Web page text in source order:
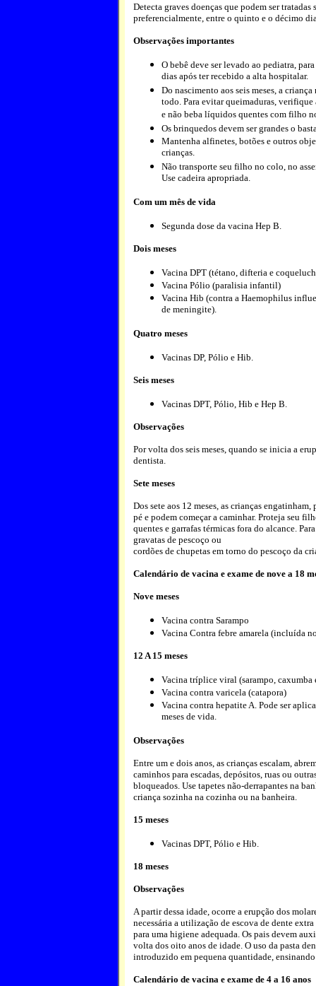
Detecta graves doenças que podem ser
preferencialmente, entre o quinto e o décimo
Observações importantes
O bebê deve ser levado ao pediatra,
dias após ter recebido a alta hospitalar.
Do nascimento aos seis meses, a
todo. Para evitar queimaduras,
e não beba líquidos quentes com filho
Os brinquedos devem ser grandes o
Mantenha alfinetes, botões e outros
crianças.
Não transporte seu filho no colo, no
Use cadeira apropriada.
Com um mês de vida
Segunda dose da vacina Hep B.
Dois meses
Vacina DPT (tétano, difteria e
Vacina Pólio (paralisia infantil)
Vacina Hib (contra a Haemophilus
de meningite).
Quatro meses
Vacinas DP, Pólio e Hib.
Seis meses
Vacinas DPT, Pólio, Hib e Hep B.
Observações
Por volta dos seis meses, quando se inicia a
dentista.
Sete meses
Dos sete aos 12 meses, as crianças
pé e podem começar a caminhar. Proteja seu
quentes e garrafas térmicas fora do alcance.
gravatas de pescoço ou
cordões de chupetas em torno do pescoço da
Calendário de vacina e exame de nove a 18
Nove meses
Vacina contra Sarampo
Vacina Contra febre amarela (incluída
12 A 15 meses
Vacina tríplice viral (sarampo, caxumba
Vacina contra varicela (catapora)
Vacina contra hepatite A. Pode ser
meses de vida.
Observações
Entre um e dois anos, as crianças escalam,
caminhos para escadas, depósitos, ruas ou
bloqueados. Use tapetes não-derrapantes na
criança sozinha na cozinha ou na banheira.
15 meses
Vacinas DPT, Pólio e Hib.
18 meses
Observações
A partir dessa idade, ocorre a erupção dos
necessária a utilização de escova de dente
para uma higiene adequada. Os pais devem
volta dos oito anos de idade. O uso da pasta
introduzido em pequena quantidade,
Calendário de vacina e exame de 4 a 16 anos